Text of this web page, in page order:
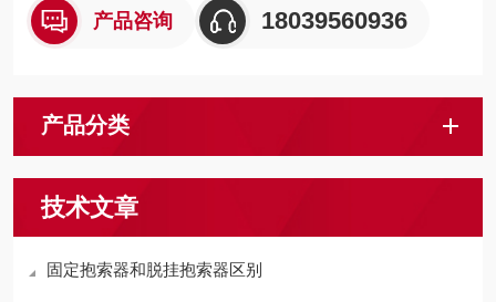
产品咨询 18039560936
产品分类
技术文章
固定抱索器和脱挂抱索器区别